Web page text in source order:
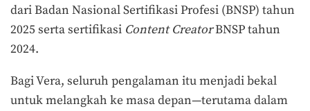
dari Badan Nasional Sertifikasi Profesi (BNSP) tahun
2025 serta sertifikasi Content CreatorBNSP tahun
2024.
Bagi Vera, seluruh pengalaman itu menjadi bekal
untuk melangkah ke masa depan—terutama dalam